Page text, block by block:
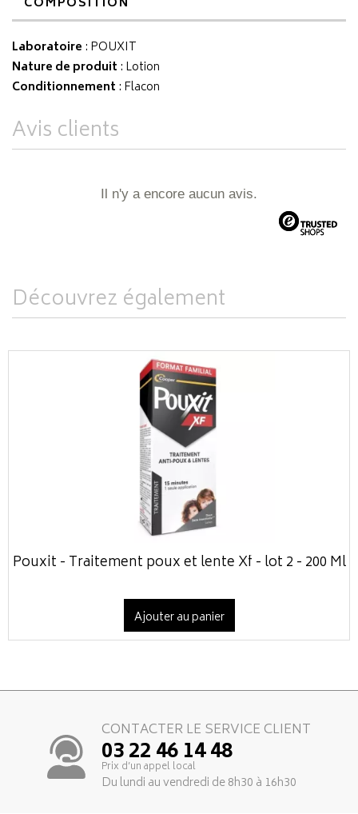
Laboratoire : POUXIT
Nature de produit : Lotion
Conditionnement : Flacon
Avis clients
Il n'y a encore aucun avis.
Découvrez également
Pouxit - Traitement poux et lente Xf - lot 2 - 200 Ml
Ajouter au panier
CONTACTER LE SERVICE CLIENT
03 22 46 14 48
Prix d’un appel local
Du lundi au vendredi de 8h30 à 16h30